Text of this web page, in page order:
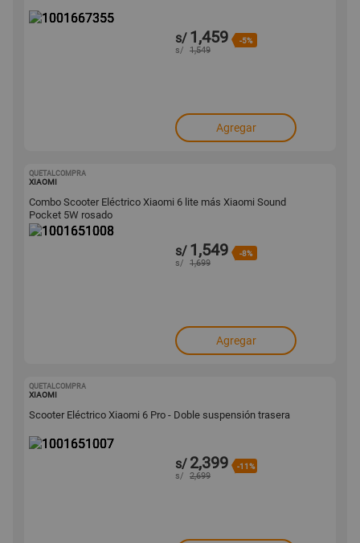
s/ 1,459 -5%
s/ 1,549
Agregar
QUETALCOMPRA
XIAOMI
Combo Scooter Eléctrico Xiaomi 6 lite más Xiaomi Sound
Pocket 5W rosado
s/ 1,549 -8%
s/ 1,699
Agregar
QUETALCOMPRA
XIAOMI
Scooter Eléctrico Xiaomi 6 Pro - Doble suspensión trasera
s/ 2,399 -11%
s/ 2,699